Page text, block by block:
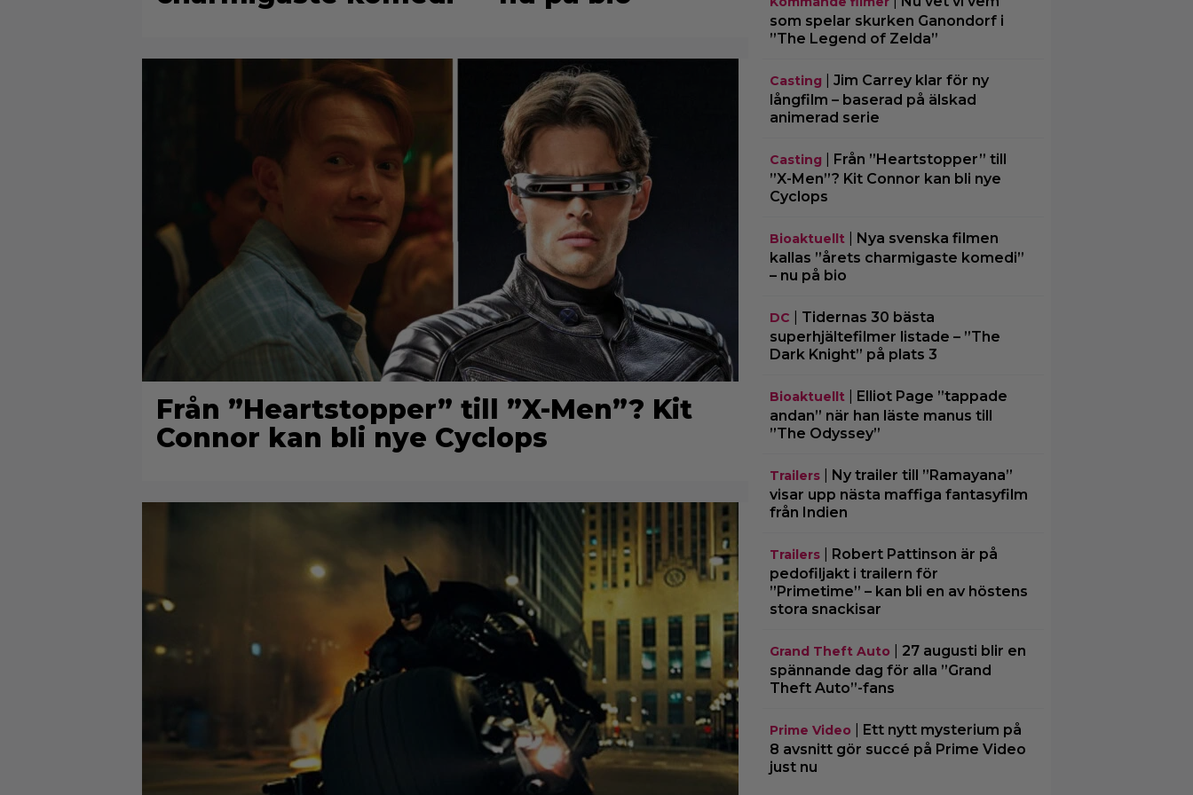
Från ”Heartstopper” till ”X-Men”? Kit
Connor kan bli nye Cyclops
som spelar skurken Ganondorf i
”The Legend of Zelda”
Casting
Jim Carrey klar för ny
långfilm – baserad på älskad
animerad serie
Casting
Från ”Heartstopper” till
”X-Men”? Kit Connor kan bli nye
Cyclops
Bioaktuellt| Nya svenska filmen
kallas ”årets charmigaste komedi”
– nu på bio
DC
Tidernas 30 bästa
superhjältefilmer listade – ”The
Dark Knight” på plats 3
Bioaktuellt| Elliot Page ”tappade
andan” när han läste manus till
”The Odyssey”
Trailers| Ny trailer till ”Ramayana”
visar upp nästa maffiga fantasyfilm
från Indien
Trailers| Robert Pattinson är på
pedofiljakt i trailern för
”Primetime” – kan bli en av höstens
stora snackisar
Grand Theft Auto
27 augusti blir en
spännande dag för alla ”Grand
Theft Auto”-fans
Prime Video
Ett nytt mysterium på
8 avsnitt gör succé på Prime Video
just nu